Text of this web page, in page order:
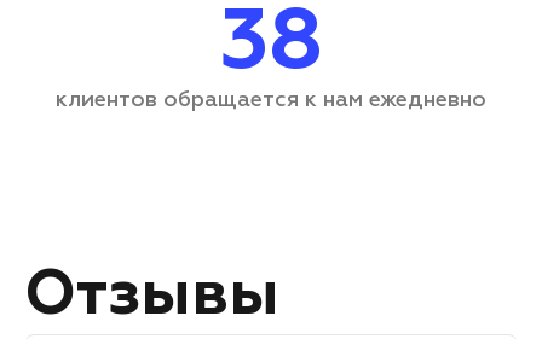
38
клиентов обращается к нам ежедневно
Отзывы